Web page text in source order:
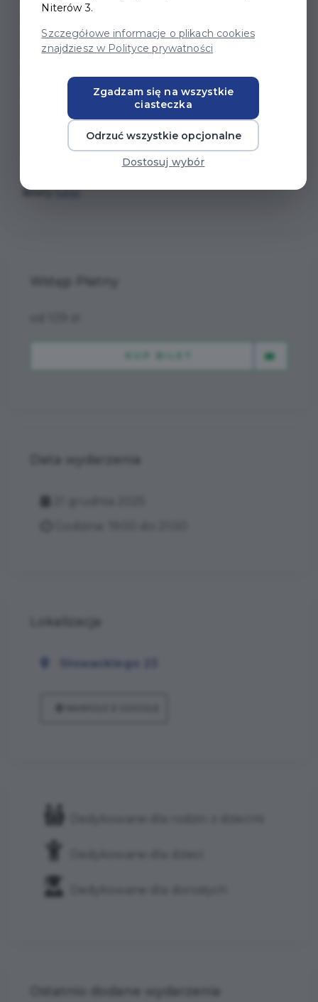
rozszerzonym składzie, bowiem, dołączy wyjątkowy
gość.
zaproszony do współpracy jest prawdziwy podhalański
pewnością wniesie do wspólnych występów powiew
energii rodem spod samych Tatr.
18:00 - otwarcie drzwi dla publiczności
19:00 - koncert
Biletytutaj
Słowackiego 23
Niterów 3.
Szczegółowe informacje o plikach cookies
znajdziesz w Polityce prywatności
Zgadzam się na wszystkie
ciasteczka
Odrzuć wszystkie opcjonalne
Dostosuj wybór